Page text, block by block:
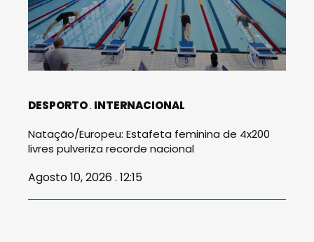
DESPORTO INTERNACIONAL
Natação/Europeu: Estafeta feminina de 4x200
livres pulveriza recorde nacional
Agosto 10, 2026 . 12:15